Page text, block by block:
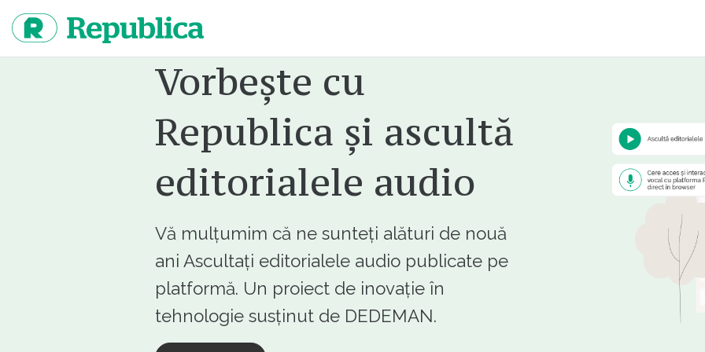
continut
Vorbește cu
Republica și ascultă
editorialele audio
Vă mulțumim că ne sunteți alături de nouă
ani Ascultați editorialele audio publicate pe
platformă. Un proiect de inovație în
tehnologie susținut de DEDEMAN.